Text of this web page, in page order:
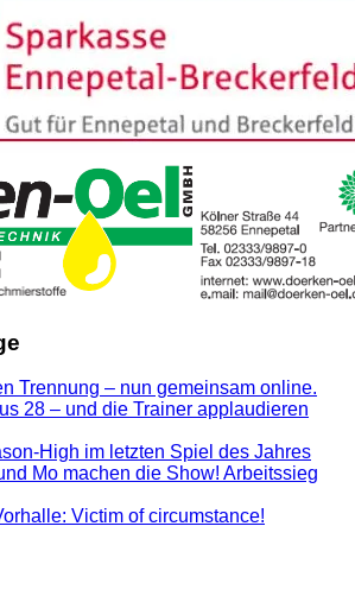
Trennung – nun gemeinsam online.
28 – und die Trainer applaudieren
High im letzten Spiel des Jahres
Mo machen die Show! Arbeitssieg
Victim of circumstance!